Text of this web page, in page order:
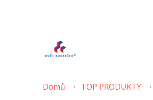
Domů TOP PRODUKTY